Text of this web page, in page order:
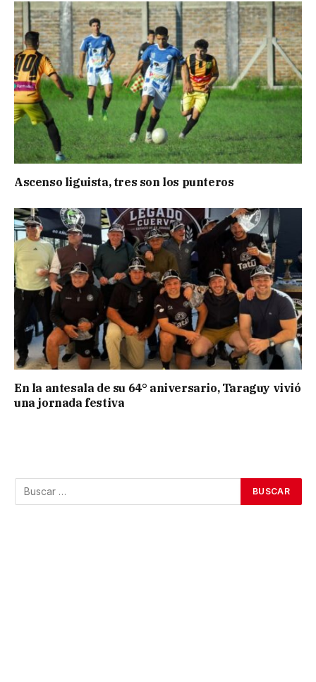
Ascenso liguista, tres son los punteros
En la antesala de su 64° aniversario, Taraguy vivió
una jornada festiva